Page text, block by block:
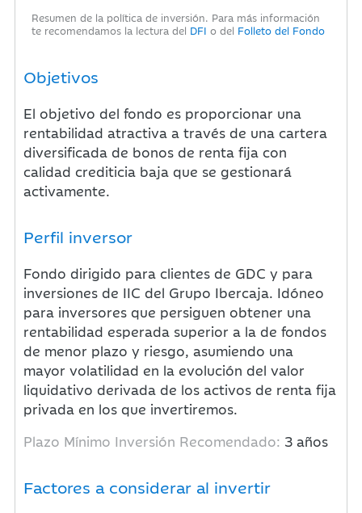
Resumen de la política de inversión. Para más información
te recomendamos la lectura del DFI o del Folleto del Fondo
Objetivos
El objetivo del fondo es proporcionar una
rentabilidad atractiva a través de una cartera
diversificada de bonos de renta fija con
calidad crediticia baja que se gestionará
activamente.
Perfil inversor
Fondo dirigido para clientes de GDC y para
inversiones de IIC del Grupo Ibercaja. Idóneo
para inversores que persiguen obtener una
rentabilidad esperada superior a la de fondos
de menor plazo y riesgo, asumiendo una
mayor volatilidad en la evolución del valor
liquidativo derivada de los activos de renta fija
privada en los que invertiremos.
Plazo Mínimo Inversión Recomendado: 3 años
Factores a considerar al invertir